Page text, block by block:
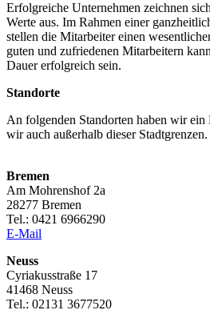
Erfolgreiche Unternehmen zeichnen
Werte aus. Im Rahmen einer
stellen die Mitarbeiter einen
guten und zufriedenen Mitarbeitern
Dauer erfolgreich sein.
Standorte
An folgenden Standorten haben wir
wir auch außerhalb dieser Stadtgrenzen.
Bremen
Am Mohrenshof 2a
28277 Bremen
Tel.: 0421 6966290
E-Mail
Neuss
Cyriakusstraße 17
41468 Neuss
Tel.: 02131 3677520